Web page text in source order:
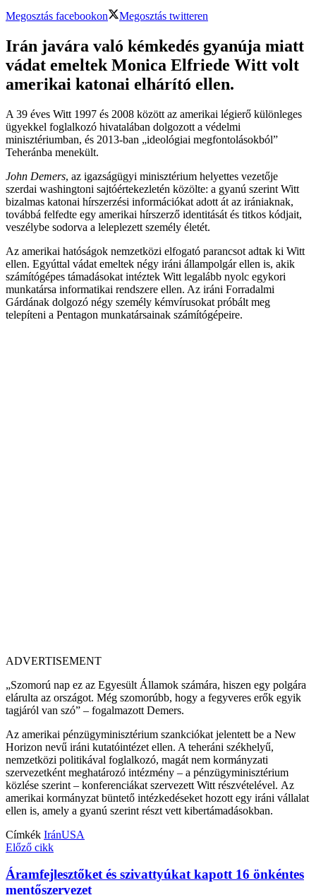
Megosztás facebookon Megosztás twitteren
Irán javára való kémkedés gyanúja miatt
vádat emeltek Monica Elfriede Witt volt
amerikai katonai elhárító ellen.
A 39 éves Witt 1997 és 2008 között az amerikai légierő különleges
ügyekkel foglalkozó hivatalában dolgozott a védelmi
minisztériumban, és 2013-ban „ideológiai megfontolásokból”
Teheránba menekült.
John Demers, az igazságügyi minisztérium helyettes vezetője
szerdai washingtoni sajtóértekezletén közölte: a gyanú szerint Witt
bizalmas katonai hírszerzési információkat adott át az irániaknak,
továbbá felfedte egy amerikai hírszerző identitását és titkos kódjait,
veszélybe sodorva a leleplezett személy életét.
Az amerikai hatóságok nemzetközi elfogató parancsot adtak ki Witt
ellen. Egyúttal vádat emeltek négy iráni állampolgár ellen is, akik
számítógépes támadásokat intéztek Witt legalább nyolc egykori
munkatársa informatikai rendszere ellen. Az iráni Forradalmi
Gárdának dolgozó négy személy kémvírusokat próbált meg
telepíteni a Pentagon munkatársainak számítógépeire.
ADVERTISEMENT
„Szomorú nap ez az Egyesült Államok számára, hiszen egy polgára
elárulta az országot. Még szomorúbb, hogy a fegyveres erők egyik
tagjáról van szó” – fogalmazott Demers.
Az amerikai pénzügyminisztérium szankciókat jelentett be a New
Horizon nevű iráni kutatóintézet ellen. A teheráni székhelyű,
nemzetközi politikával foglalkozó, magát nem kormányzati
szervezetként meghatározó intézmény – a pénzügyminisztérium
közlése szerint – konferenciákat szervezett Witt részvételével. Az
amerikai kormányzat büntető intézkedéseket hozott egy iráni vállalat
ellen is, amely a gyanú szerint részt vett kibertámadásokban.
Címkék IránUSA
Előző cikk
Áramfejlesztőket és szivattyúkat kapott 16 önkéntes
mentőszervezet